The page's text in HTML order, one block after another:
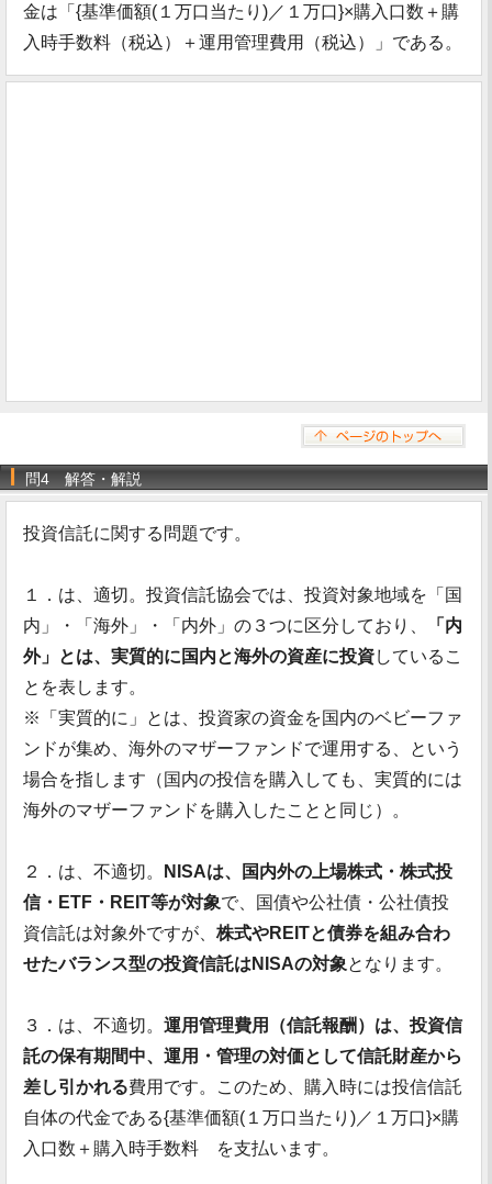
金は「{基準価額(１万口当たり)／１万口}×購入口数＋購
入時手数料（税込）＋運用管理費用（税込）」である。
問4 解答・解説
投資信託に関する問題です。
１．は、適切。投資信託協会では、投資対象地域を「国
内」・「海外」・「内外」の３つに区分しており、
「内
外」とは、実質的に国内と海外の資産に投資しているこ
とを表します。
※「実質的に」とは、投資家の資金を国内のベビーファ
ンドが集め、海外のマザーファンドで運用する、という
場合を指します（国内の投信を購入しても、実質的には
海外のマザーファンドを購入したことと同じ）。
２．は、不適切。
NISAは、国内外の上場株式・株式投
信・ETF・REIT等が対象で、国債や公社債・公社債投
資信託は対象外ですが、 株式やREITと債券を組み合わ
せたバランス型の投資信託はNISAの対象となります。
３．は、不適切。 運用管理費用（信託報酬）は、投資信
託の保有期間中、運用・管理の対価として信託財産から
差し引かれる費用です。このため、購入時には投信信託
自体の代金である{基準価額(１万口当たり)／１万口}×購
入口数＋購入時手数料 を支払います。